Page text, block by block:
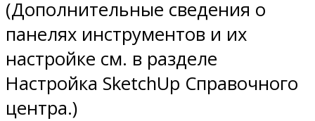
(Дополнительные сведения о
панелях инструментов и их
настройке см. в разделе
Настройка SketchUp Справочного
центра.)